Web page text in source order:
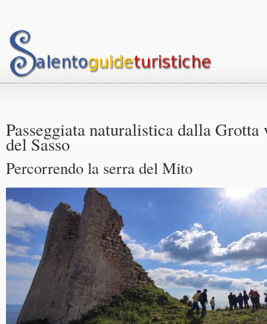
Passeggiata naturalistica dalla Grotta
del Sasso
Percorrendo la serra del Mito